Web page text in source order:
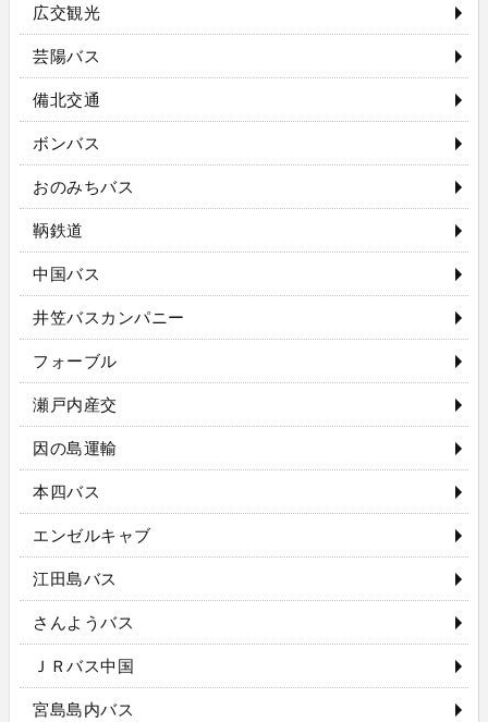
広交観光
芸陽バス
備北交通
ボンバス
おのみちバス
鞆鉄道
中国バス
井笠バスカンパニー
フォーブル
瀬戸内産交
因の島運輸
本四バス
エンゼルキャブ
江田島バス
さんようバス
ＪＲバス中国
宮島島内バス